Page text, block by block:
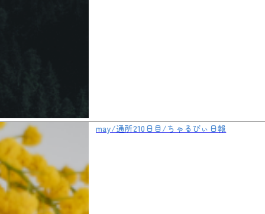
may/通所210日目/ちゃるびぃ日報